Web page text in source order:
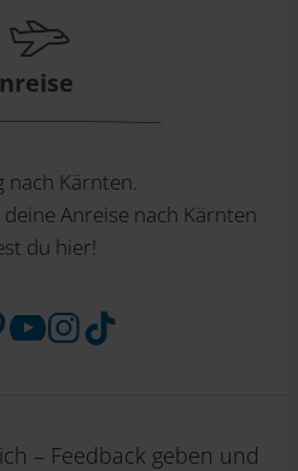
nach Kärnten.
Anreise nach Kärnten
du hier!
– Feedback geben und